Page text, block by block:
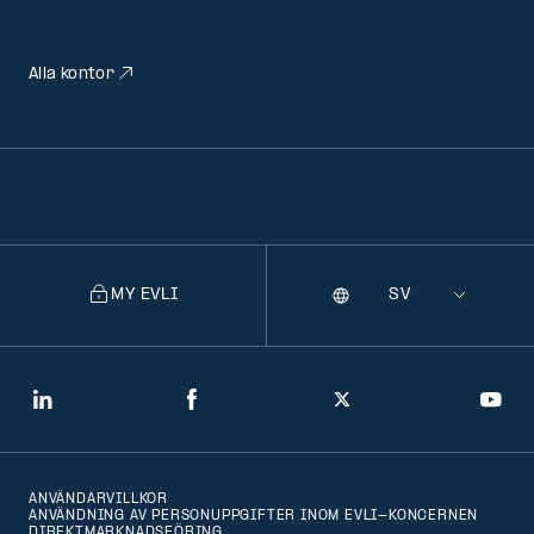
Alla kontor
LinkedIn Facebook Twitter
MY EVLI
Selecting
that
Språk
ANVÄNDARVILLKOR
ANVÄNDNING AV PERSONUPPGIFTER INOM EVLI-KONCERNEN